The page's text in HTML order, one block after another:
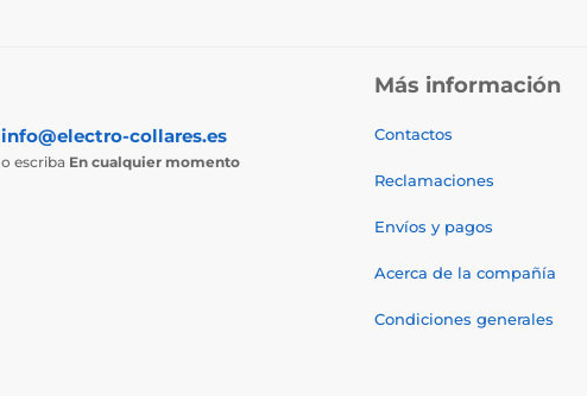
info@electro-collares.es
o escriba En cualquier momento
Más información
Contactos
Reclamaciones
Envíos y pagos
Acerca de la compañía
Condiciones generales